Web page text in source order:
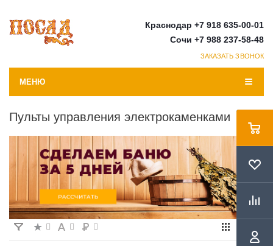
Краснодар +7 918 635-00-01
Сочи +7 988 237-58-48
ЗАКАЗАТЬ ЗВОНОК
МЕНЮ
Пульты управления электрокаменками